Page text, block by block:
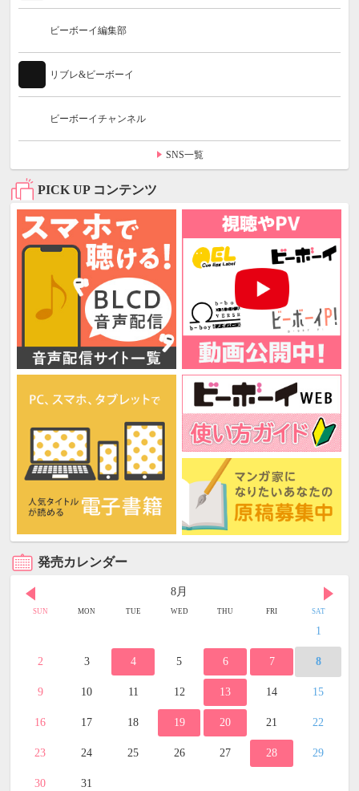
ビーボーイ編集部
リブレ&ビーボーイ
ビーボーイチャンネル
SNS一覧
PICK UP コンテンツ
発売カレンダー
8月
SUN MON TUE WED THU FRI SAT
1
2 3 4 5 6 7 8
9 10 11 12 13 14 15
16 17 18 19 20 21 22
23 24 25 26 27 28 29
30 31